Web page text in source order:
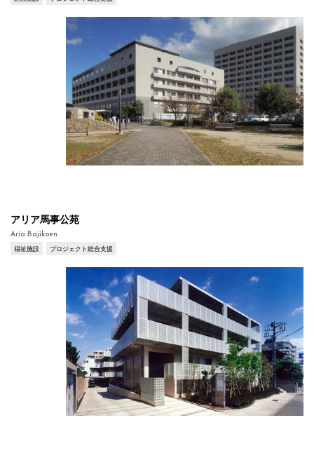
アリア馬事公苑
Aria Bajikoen
福祉施設
プロジェクト総合支援